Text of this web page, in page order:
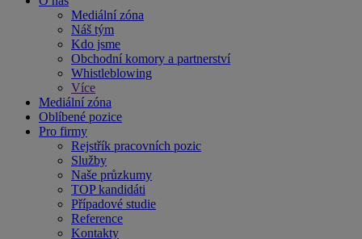
Mediální zóna
Náš tým
Kdo jsme
Obchodní komory a partnerství
Whistleblowing
Více
Mediální zóna
Oblíbené pozice
Pro firmy
Rejstřík pracovních pozic
Služby
Naše průzkumy
TOP kandidáti
Případové studie
Reference
Kontakty